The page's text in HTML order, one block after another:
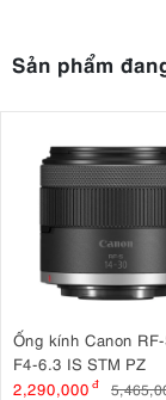
Sản phẩm
Ống kính Canon
F4-6.3 IS STM PZ
2,290,000 đ